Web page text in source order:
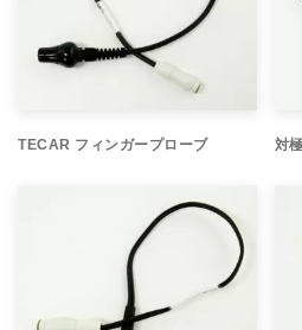
TECAR フィンガープローブ 対